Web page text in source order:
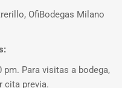
OfiBodegas Milano
pm. Para visitas a bodega,
cita previa.